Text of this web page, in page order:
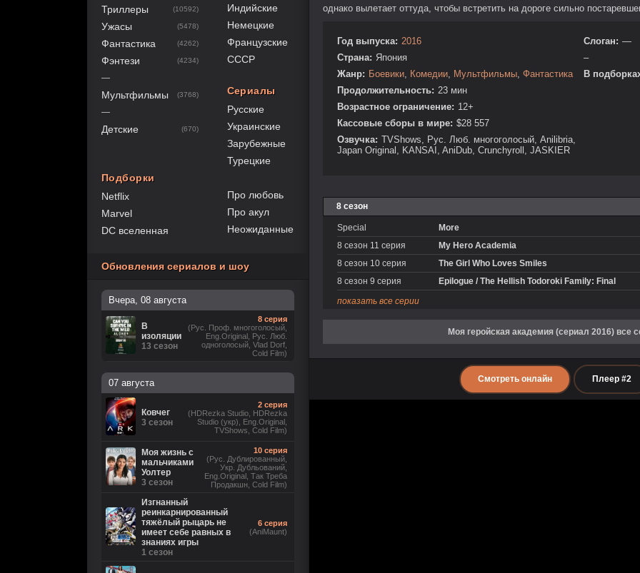
однако вылетает оттуда, чтобы встретить на дороге сильно
Год выпуска: 2016
Страна: Япония
Жанр: Боевики, Комедии, Мультфильмы, Фантастика
Продолжительность: 23 мин
Возрастное ограничение: 12+
Кассовые сборы в мире: $28 557
Озвучка: TVShows, Рус. Люб. многоголосый, Anilibria,
Japan Original, KANSAI, AniDub, Crunchyroll, JASKIER
Слоган: —
–
В
8 сезон
Special More
8 сезон 11 серия
My Hero Academia
8 сезон 10 серия
The Girl Who Loves Smiles
8 сезон 9 серия
Epilogue / The Hellish Todoroki Family: Final
показать все серии
Моя геройская академия (сериал 2016) все
Смотреть онлайн Плеер #2
Триллеры (10592)
Ужасы (5478)
Фантастика (4262)
Фэнтези (4234)
—
Мультфильмы (3768)
—
Детские (670)
Подборки
Netflix
Marvel
DC вселенная
Индийские
Немецкие
Французские
СССР
Сериалы
Русские
Украинские
Зарубежные
Турецкие
Про любовь
Про акул
Неожиданные
Обновления сериалов и шоу
Вчера, 08 августа
В
изоляции
13 сезон
8 серия
(Рус. Проф. многоголосый,
Eng.Original, Рус. Люб.
одноголосый, Vlad Dorf,
Cold Film)
07 августа
Ковчег
3 сезон
2 серия
(HDRezka Studio, HDRezka
Studio (укр), Eng.Original,
TVShows, Cold Film)
Моя жизнь с
мальчиками
Уолтер
3 сезон
10 серия
(Рус. Дублированный,
Укр. Дубльований,
Eng.Original, Так Треба
Продакшн, Cold Film)
Изгнанный
реинкарнированный
тяжёлый рыцарь не
имеет себе равных в
знаниях игры
1 сезон
6 серия
(AniMaunt)